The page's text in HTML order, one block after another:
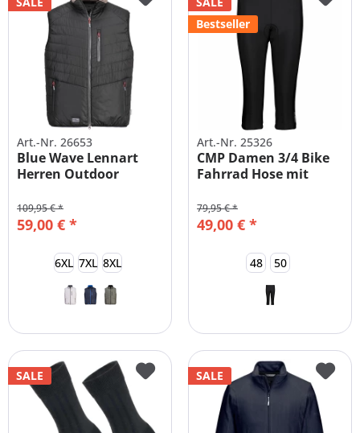
Art.-Nr. 26653
Blue Wave Lennart
Herren Outdoor
59,00 € *
109,95 € *
6XL 7XL 8XL
Bestseller
Art.-Nr. 25326
CMP Damen 3/4 Bike
Fahrrad Hose mit
49,00 € *
79,95 € *
48 50
SALE SALE